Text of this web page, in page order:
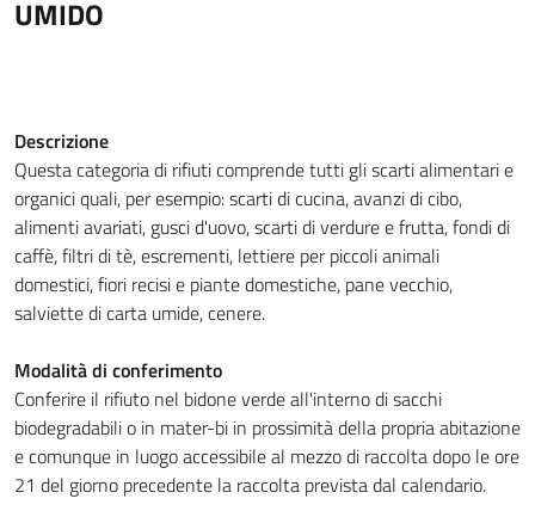
UMIDO
Descrizione
Questa categoria di rifiuti comprende tutti gli scarti alimentari e
organici quali, per esempio: scarti di cucina, avanzi di cibo,
alimenti avariati, gusci d'uovo, scarti di verdure e frutta, fondi di
caffè, filtri di tè, escrementi, lettiere per piccoli animali
domestici, fiori recisi e piante domestiche, pane vecchio,
salviette di carta umide, cenere.
Modalità di conferimento
Conferire il rifiuto nel bidone verde all'interno di sacchi
biodegradabili o in mater-bi in prossimità della propria abitazione
e comunque in luogo accessibile al mezzo di raccolta dopo le ore
21 del giorno precedente la raccolta prevista dal calendario.